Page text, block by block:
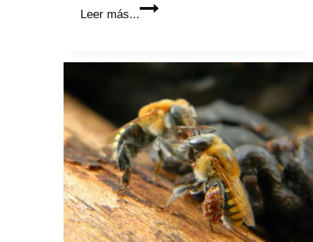
Leer más...
Orden
Yucatán
(Mántidos
Campamochas)